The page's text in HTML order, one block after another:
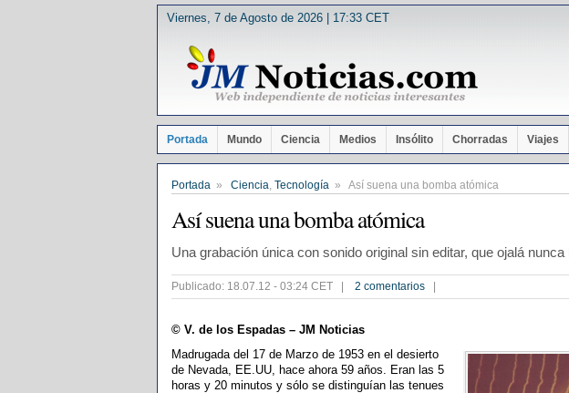
Viernes, 7 de Agosto de 2026 | 17:33 CET
Portada Mundo Ciencia Medios Insólito Chorradas Viajes
Portada » Ciencia Tecnología » Así suena una bomba atómica
Así suena una bomba atómica
Una grabación única con sonido original sin editar, que ojalá
Publicado: 18.07.12 - 03:24 CET | 2 comentarios
© V. de los Espadas – JM Noticias
Madrugada del 17 de Marzo de 1953 en el desierto
de Nevada, EE.UU, hace ahora 59 años. Eran las 5
horas y 20 minutos y sólo se distinguían las tenues